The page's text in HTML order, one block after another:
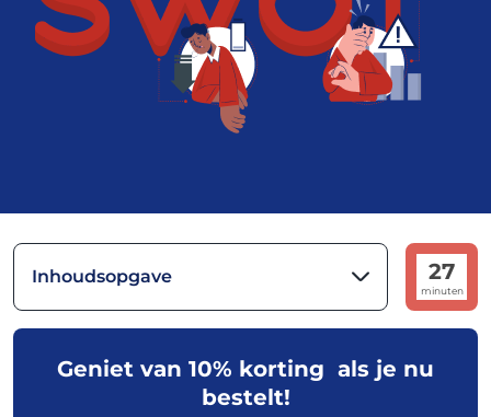
Inhoudsopgave 27
minuten
Geniet van 10% korting als je nu
bestelt!